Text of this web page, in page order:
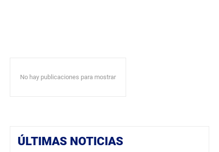
No hay publicaciones para mostrar
ÚLTIMAS NOTICIAS